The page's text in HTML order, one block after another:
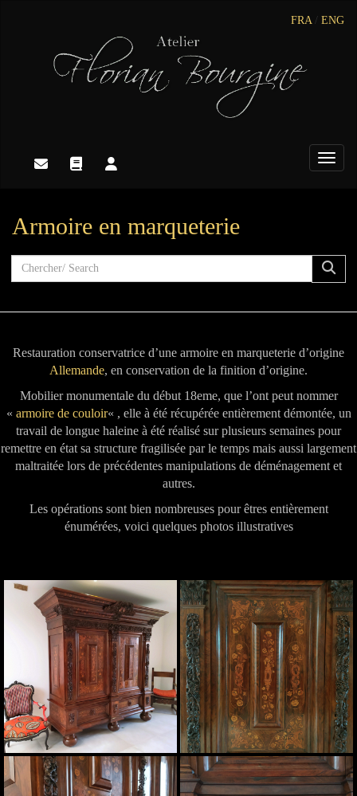
FRA/ ENG
Armoire en marqueterie
Restauration conservatrice d’une armoire en marqueterie d’origine
Allemande, en conservation de la finition d’origine.
Mobilier monumentale du début 18eme, que l’ont peut nommer
« armoire de couloir« , elle à été récupérée entièrement démontée, un
travail de longue haleine à été réalisé sur plusieurs semaines pour
remettre en état sa structure fragilisée par le temps mais aussi largement
maltraitée lors de précédentes manipulations de déménagement et
autres.
Les opérations sont bien nombreuses pour êtres entièrement
énumérées, voici quelques photos illustratives